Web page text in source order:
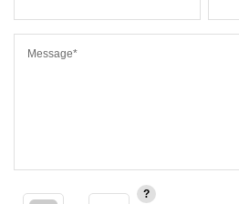
Message*